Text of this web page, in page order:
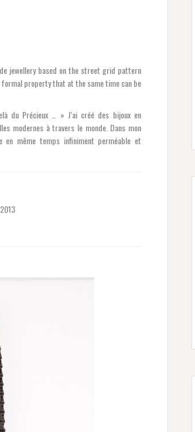
jewellery based on the street grid pattern
property that at the same time can be
du Précieux … » J’ai créé des bijoux en
modernes à travers le monde. Dans mon
même temps infiniment perméable et